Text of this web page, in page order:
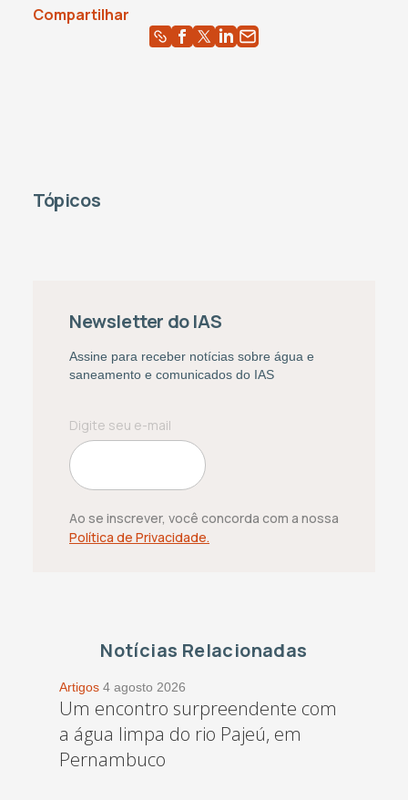
Compartilhar
Tópicos
Newsletter do IAS
Assine para receber notícias sobre água e
saneamento e comunicados do IAS
Ao se inscrever, você concorda com a nossa
Política de Privacidade.
Notícias Relacionadas
Artigos 4 agosto 2026
Um encontro surpreendente com
a água limpa do rio Pajeú, em
Pernambuco